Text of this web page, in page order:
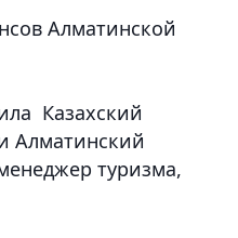
Алматинской
Казахский
Алматинский
туризма,